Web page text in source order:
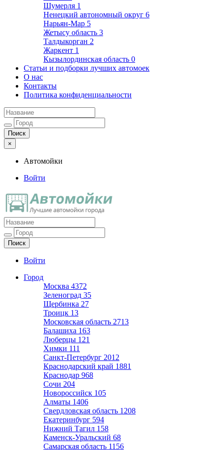
Шумерля 1
Ненецкий автономный округ 6
Нарьян-Мар 5
Жетысу область 3
Талдыкорган 2
Жаркент 1
Кызылординская область 0
Статьи и подборки лучших автомоек
О нас
Контакты
Политика конфиденциальности
×
Автомойки
Войти
Автомойки
Ещё один сайт на WordPress
Войти
Город
Москва 4372
Зеленоград 35
Щербинка 27
Троицк 13
Московская область 2713
Балашиха 163
Люберцы 121
Химки 111
Санкт-Петербург 2012
Краснодарский край 1881
Краснодар 968
Сочи 204
Новороссийск 105
Алматы 1406
Свердловская область 1208
Екатеринбург 594
Нижний Тагил 158
Каменск-Уральский 68
Самарская область 1156